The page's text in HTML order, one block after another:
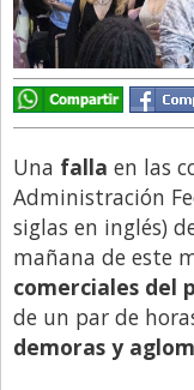
Directivos
Ecología y
Economía
El Experto
El Innovador
El Precio Que Yo Ví
Entrevista
Entrevista
Una falla en las
Administración
siglas en inglés)
mañana de este
comerciales del
de un par de
demoras y